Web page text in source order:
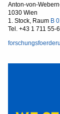
Anton-von-
1030 Wien
1. Stock, Raum B
Tel. +43 1 711 55-